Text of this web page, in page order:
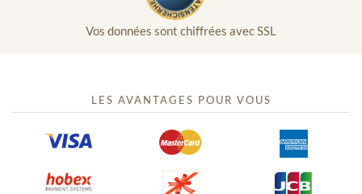
Vos données sont chiffrées avec SSL
LES AVANTAGES POUR VOUS